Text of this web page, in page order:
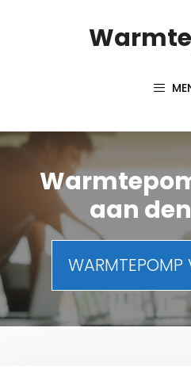
aan
WARMTEPOMP